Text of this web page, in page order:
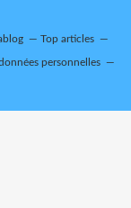
Top articles
personnelles